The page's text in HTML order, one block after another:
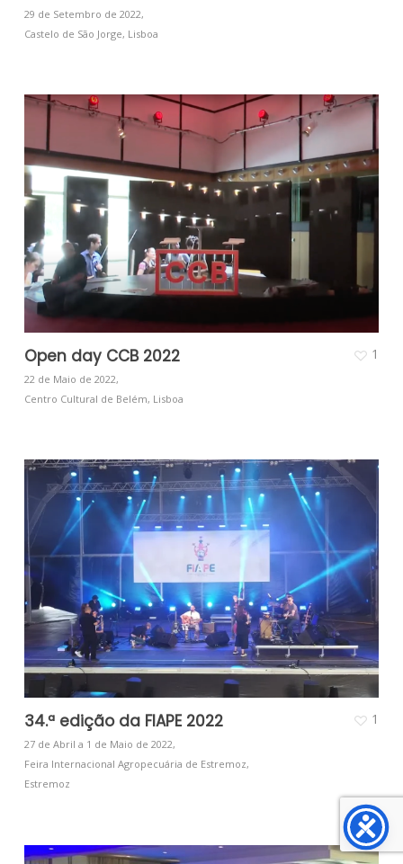
29 de Setembro de 2022,
Castelo de São Jorge, Lisboa
Open day CCB 2022
22 de Maio de 2022,
Centro Cultural de Belém, Lisboa
1
34.ª edição da FIAPE 2022
27 de Abril a 1 de Maio de 2022,
Feira Internacional Agropecuária de Estremoz,
Estremoz
1